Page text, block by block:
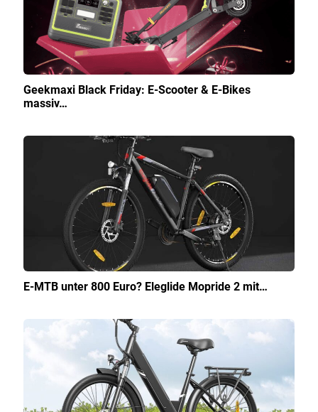
Geekmaxi Black Friday: E-Scooter & E-Bikes
massiv…
E-MTB unter 800 Euro? Eleglide Mopride 2 mit…